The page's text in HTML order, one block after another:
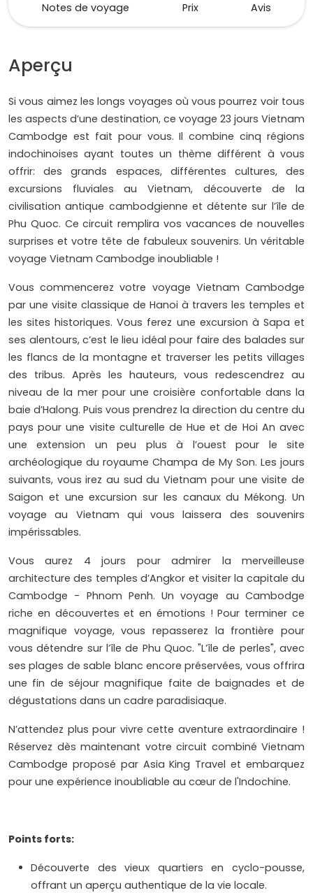
Notes de voyage
Prix Avis
Aperçu
Si vous aimez les longs voyages où vous pourrez voir tous
les aspects d’une destination, ce voyage 23 jours Vietnam
Cambodge est fait pour vous. Il combine cinq régions
indochinoises ayant toutes un thème différent à vous
offrir: des grands espaces, différentes cultures, des
excursions fluviales au Vietnam, découverte de la
civilisation antique cambodgienne et détente sur l’île de
Phu Quoc. Ce circuit remplira vos vacances de nouvelles
surprises et votre tête de fabuleux souvenirs. Un véritable
voyage Vietnam Cambodge inoubliable !
Vous commencerez votre voyage Vietnam Cambodge
par une visite classique de Hanoi à travers les temples et
les sites historiques. Vous ferez une excursion à Sapa et
ses alentours, c’est le lieu idéal pour faire des balades sur
les flancs de la montagne et traverser les petits villages
des tribus. Après les hauteurs, vous redescendrez au
niveau de la mer pour une croisière confortable dans la
baie d’Halong. Puis vous prendrez la direction du centre du
pays pour une visite culturelle de Hue et de Hoi An avec
une extension un peu plus à l’ouest pour le site
archéologique du royaume Champa de My Son. Les jours
suivants, vous irez au sud du Vietnam pour une visite de
Saigon et une excursion sur les canaux du Mékong. Un
voyage au Vietnam qui vous laissera des souvenirs
impérissables.
Vous aurez 4 jours pour admirer la merveilleuse
architecture des temples d’Angkor et visiter la capitale du
Cambodge - Phnom Penh. Un voyage au Cambodge
riche en découvertes et en émotions ! Pour terminer ce
magnifique voyage, vous repasserez la frontière pour
vous détendre sur l’île de Phu Quoc. "L’île de perles", avec
ses plages de sable blanc encore préservées, vous offrira
une fin de séjour magnifique faite de baignades et de
dégustations dans un cadre paradisiaque.
N’attendez plus pour vivre cette aventure extraordinaire !
Réservez dès maintenant votre circuit combiné Vietnam
Cambodge proposé par Asia King Travel et embarquez
pour une expérience inoubliable au cœur de l'Indochine.
Points forts:
Découverte des vieux quartiers en cyclo-pousse,
offrant un aperçu authentique de la vie locale.